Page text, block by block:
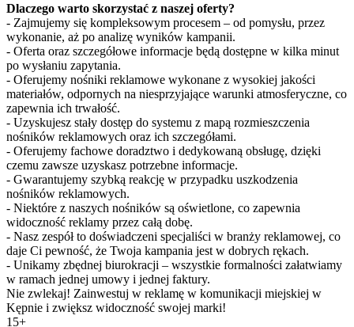
Dlaczego warto skorzystać z naszej oferty?
- Zajmujemy się kompleksowym procesem – od pomysłu, przez
wykonanie, aż po analizę wyników kampanii.
- Oferta oraz szczegółowe informacje będą dostępne w kilka minut
po wysłaniu zapytania.
- Oferujemy nośniki reklamowe wykonane z wysokiej jakości
materiałów, odpornych na niesprzyjające warunki atmosferyczne, co
zapewnia ich trwałość.
- Uzyskujesz stały dostęp do systemu z mapą rozmieszczenia
nośników reklamowych oraz ich szczegółami.
- Oferujemy fachowe doradztwo i dedykowaną obsługę, dzięki
czemu zawsze uzyskasz potrzebne informacje.
- Gwarantujemy szybką reakcję w przypadku uszkodzenia
nośników reklamowych.
- Niektóre z naszych nośników są oświetlone, co zapewnia
widoczność reklamy przez całą dobę.
- Nasz zespół to doświadczeni specjaliści w branży reklamowej, co
daje Ci pewność, że Twoja kampania jest w dobrych rękach.
- Unikamy zbędnej biurokracji – wszystkie formalności załatwiamy
w ramach jednej umowy i jednej faktury.
Nie zwlekaj! Zainwestuj w reklamę w komunikacji miejskiej w
Kępnie i zwiększ widoczność swojej marki!
15+